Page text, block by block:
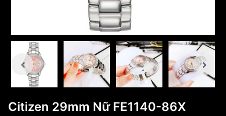
Citizen 29mm Nữ FE1140-86X